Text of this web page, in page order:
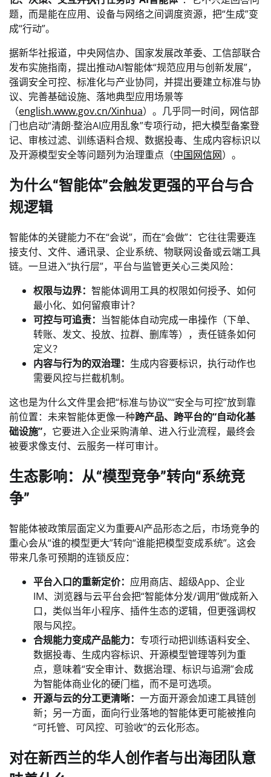
题，而是能在应用、设备与网络之间调度资源，把“生成”变
成“行动”。
据新华社报道，中央网信办、国家发展改革委、工信部联合
发布实施指南，提出推动AI智能体“规范应用与创新发展”，
强调安全可控、标准化与产业协同，并提出要建立标准与协
议、完善基础设施、落地典型应用场景等
（english.www.gov.cn/Xinhua）。几乎同一时间，网信部
门也启动“清朗·整治AI应用乱象”专项行动，把大模型备案登
记、审核过滤、训练语料合规、数据投毒、生成内容标识以
及开源模型安全等问题列为治理重点（中国网信网）。
为什么“智能体”会触发更强的平台与合
规逻辑
智能体的关键能力不在“会说”，而在“会做”：它往往需要连
接支付、文件、通讯录、企业系统、物联网设备或云端工具
链。一旦进入“执行层”，平台与监管更关心三类风险：
权限与边界： 智能体调用工具的权限如何授予、如何
最小化、如何留痕审计？
可控与可追责： 当智能体自动完成一串操作（下单、
转账、发文、投放、拉群、删库等），责任链条如何
定义？
内容与行为的双治理： 生成内容要标识，执行动作也
需要风控与拦截机制。
这也是为什么文件里会把“标准与协议”“安全与可控”放到靠
前位置：未来智能体更像一种跨产品、跨平台的“自动化基
础设施”，它要进入企业采购清单、进入行业流程，最终会
被要求像支付、云服务一样可审计。
生态影响：从“模型竞争”转向“系统竞
争”
智能体被政策层面定义为重要AI产品形态之后，市场竞争的
重心会从“谁的模型更大”转向“谁能把模型变成系统”。这会
带来几条可预期的连锁反应：
平台入口的重新定价： 应用商店、超级App、企业
IM、浏览器与云平台会把“智能体分发/调用”做成新入
口，类似当年小程序、插件生态的逻辑，但更强调权
限与风控。
合规能力变成产品能力： 专项行动把训练语料安全、
数据投毒、生成内容标识、开源模型管理等列为重
点，意味着“安全审计、数据治理、标识与追溯”会成
为智能体商业化的硬门槛，而不是可选项。
开源与云的分工更清晰： 一方面开源会加速工具链创
新；另一方面，面向行业落地的智能体更可能被推向
“可托管、可风控、可验收”的云化形态。
对在新西兰的华人创作者与出海团队意